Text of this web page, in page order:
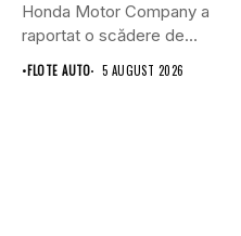
Honda Motor Company a
raportat o scădere de
6,1%...
•FLOTE AUTO 5 AUGUST 2026